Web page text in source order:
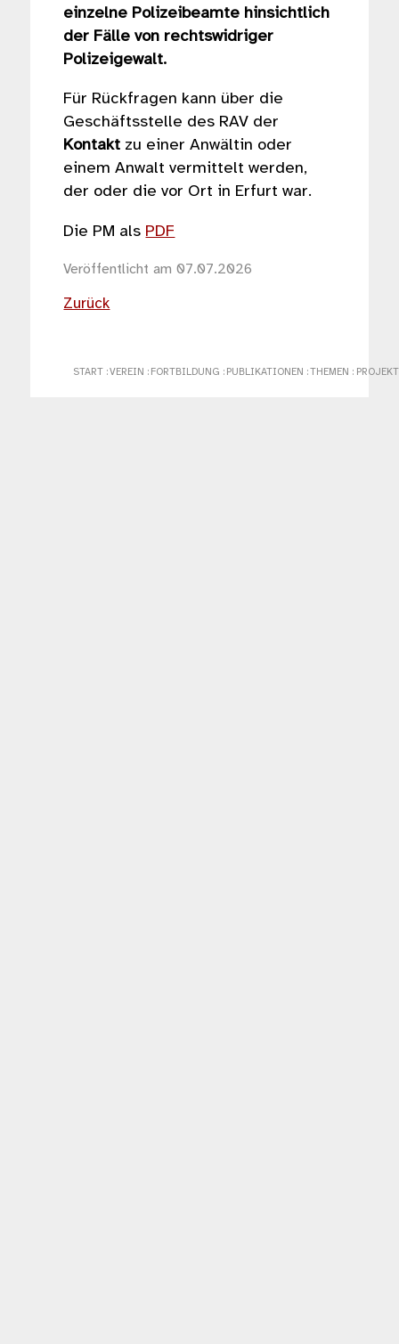
einzelne Polizeibeamte hinsichtlich
der Fälle von rechtswidriger
Polizeigewalt.
Für Rückfragen kann über die
Geschäftsstelle des RAV der
Kontakt zu einer Anwältin oder
einem Anwalt vermittelt werden,
der oder die vor Ort in Erfurt war.
Die PM als PDF
Veröffentlicht am 07.07.2026
Zurück
START: VEREIN : FORTBILDUNG : PUBLIKATIONEN : THEMEN :